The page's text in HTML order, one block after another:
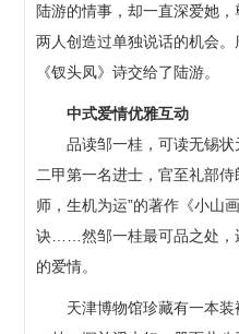
陆游的情事，却一直深爱她
两人创造过单独说话的机会
《钗头凤》诗交给了陆游。
中式爱情优雅互动
品读邹一桂，可读无锡状
二甲第一名进士，官至礼部
师，生机为运”的著作《小山
诀……然邹一桂最可品之处，
的爱情。
天津博物馆珍藏有一本装